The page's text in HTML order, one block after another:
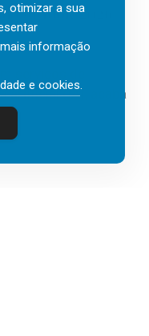
Outlook 2026
serviços de
artificial (IA), acaba
otimizar a sua
informação
e cookies.